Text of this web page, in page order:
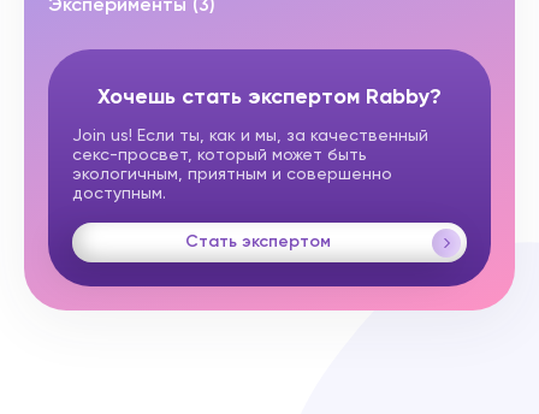
Эксперименты (3)
Хочешь стать экспертом Rabby?
Join us! Если ты, как и мы, за качественный
секс-просвет, который может быть
экологичным, приятным и совершенно
доступным.
Стать экспертом